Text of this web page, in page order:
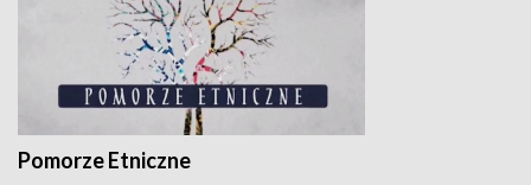
Pomorze Etniczne